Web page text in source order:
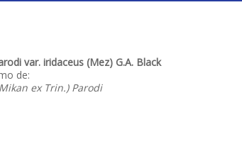
var. iridaceus (Mez) G.A. Black
de:
ex Trin.) Parodi